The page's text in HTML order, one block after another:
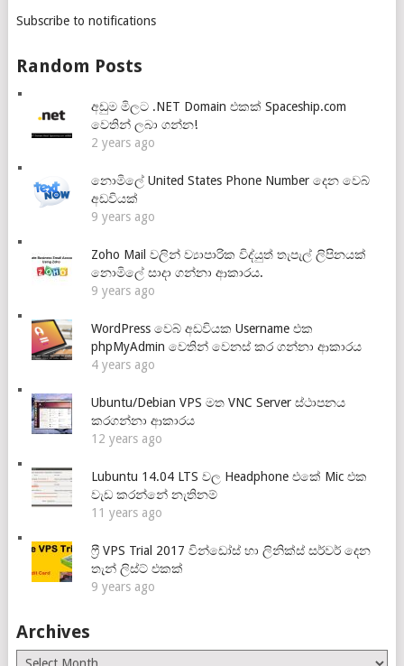
Subscribe to notifications
Random Posts
අඩුම මිලට .NET Domain එකක් Spaceship.com
වෙතින් ලබා ගන්න!
2 years ago
නොමිලේ United States Phone Number දෙන වෙබ්
අඩවියක්
9 years ago
Zoho Mail වලින් ව්‍යාපාරික විද්යුත් තැපැල් ලිපිනයක්
නොමිලේ සාදා ගන්නා ආකාරය.
9 years ago
WordPress වෙබ් අඩවියක Username එක
phpMyAdmin වෙතින් වෙනස් කර ගන්නා ආකාරය
4 years ago
Ubuntu/Debian VPS මත VNC Server ස්ථාපනය
කරගන්නා ආකාරය
12 years ago
Lubuntu 14.04 LTS වල Headphone එකේ Mic එක
වැඩ කරන්නේ නැතිනම්
11 years ago
ෆ්‍රී VPS Trial 2017 වින්ඩෝස් හා ලිනික්ස් සර්වර් දෙන
තැන් ලිස්ට් එකක්
9 years ago
Archives
Archives